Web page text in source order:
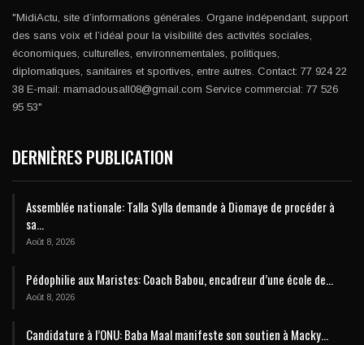
"MidiActu, site d’informations générales. Organe indépendant, support
des sans voix et l’idéal pour la visibilité des activités sociales,
économiques, culturelles, environnementales, politiques,
diplomatiques, sanitaires et sportives, entre autres. Contact: 77 924 22
38 E-mail: mamadousall08@gmail.com Service commercial: 77 526
95 53"
DERNIÈRES PUBLICATION
Assemblée nationale: Talla Sylla demande à Diomaye de procéder à
sa…
Août 8, 2026
Pédophilie aux Maristes: Coach Babou, encadreur d’une école de…
Août 8, 2026
Candidature à l’ONU: Baba Maal manifeste son soutien à Macky…